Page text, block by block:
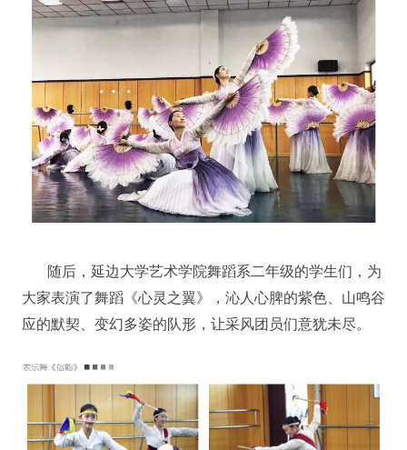
随后，延边大学艺术学院舞蹈系二年级的学生们，为
大家表演了舞蹈《心灵之翼》，沁人心脾的紫色、山鸣谷
应的默契、变幻多姿的队形，让采风团员们意犹未尽。